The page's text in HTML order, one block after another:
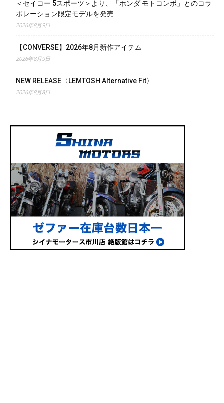
＜セイコー 5スポーツ＞より、「ホンダ モトコンポ」とのコラ
ボレーション限定モデルを発売
2026年8月9日
【CONVERSE】2026年8月新作アイテム
2026年8月9日
NEW RELEASE〈LEMTOSH Alternative Fit〉
2026年8月8日